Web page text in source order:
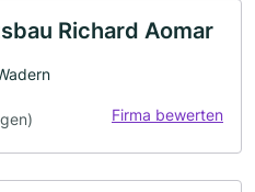
Richard Aomar
Firma bewerten